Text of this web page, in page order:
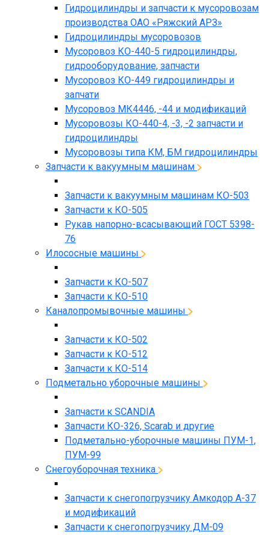
Гидроцилиндры и запчасти к мусоровозам
производства ОАО «Ряжский АРЗ»
Гидроцилиндры мусоровозов
Мусоровоз КО-440-5 гидроцилиндры,
гидрооборудование, запчасти
Мусоровоз КО-449 гидроцилиндры и
запчати
Мусоровоз МК4446, -44 и модификаций
Мусоровозы КО-440-4, -3, -2 запчасти и
гидроцилиндры
Мусоровозы типа КМ, БМ гидроцилиндры
Запчасти к вакуумным машинам
Запчасти к вакуумным машинам КО-503
Запчасти к КО-505
Рукав напорно-всасывающий ГОСТ 5398-
76
Илососные машины
Запчасти к КО-507
Запчасти к КО-510
Каналопромывочные машины
Запчасти к КО-502
Запчасти к КО-512
Запчасти к КО-514
Подметально уборочные машины
Запчасти к SCANDIA
Запчасти КО-326, Scarab и другие
Подметально-уборочные машины ПУМ-1,
ПУМ-99
Снегоуборочная техника
Запчасти к снегопогрузчику Амкодор А-37
и модификаций
Запчасти к снегопогрузчику ДМ-09